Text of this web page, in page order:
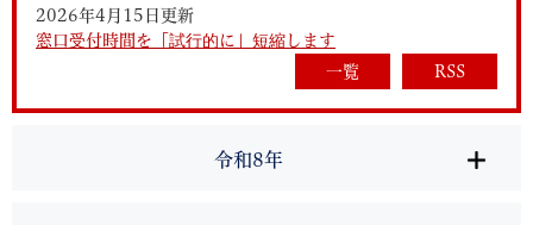
2026年4月15日更新
窓口受付時間を「試行的に」短縮します
一覧
RSS
令和8年